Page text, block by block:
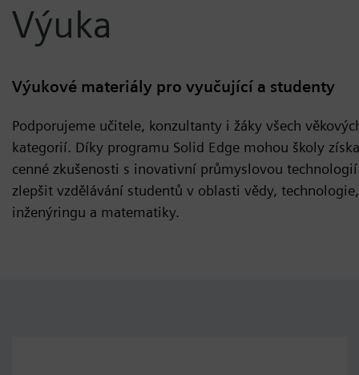
Výuka
Výukové materiály pro vyučující a studenty
Podporujeme učitele, konzultanty i žáky všech
kategorií. Díky programu Solid Edge mohou školy
cenné zkušenosti s inovativní průmyslovou
zlepšit vzdělávání studentů v oblasti vědy, technologie,
inženýringu a matematiky.